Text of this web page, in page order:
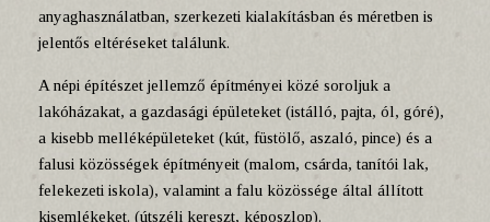
anyaghasználatban, szerkezeti kialakításban és méretben is
jelentős eltéréseket találunk.
A népi építészet jellemző építményei közé soroljuk a
lakóházakat, a gazdasági épületeket (istálló, pajta, ól, góré),
a kisebb melléképületeket (kút, füstölő, aszaló, pince) és a
falusi közösségek építményeit (malom, csárda, tanítói lak,
felekezeti iskola), valamint a falu közössége által állított
kisemlékeket. (útszéli kereszt, képoszlop).